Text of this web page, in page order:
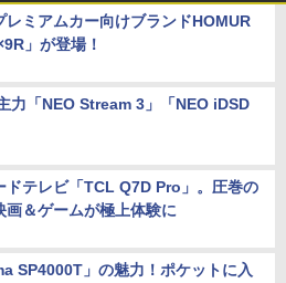
レミアムカー向けブランドHOMUR
」が登場！
力「NEO Stream 3」「NEO iDSD
ドテレビ「TCL Q7D Pro」。圧巻の
画＆ゲームが極上体験に
SP4000T」の魅力！ポケットに入